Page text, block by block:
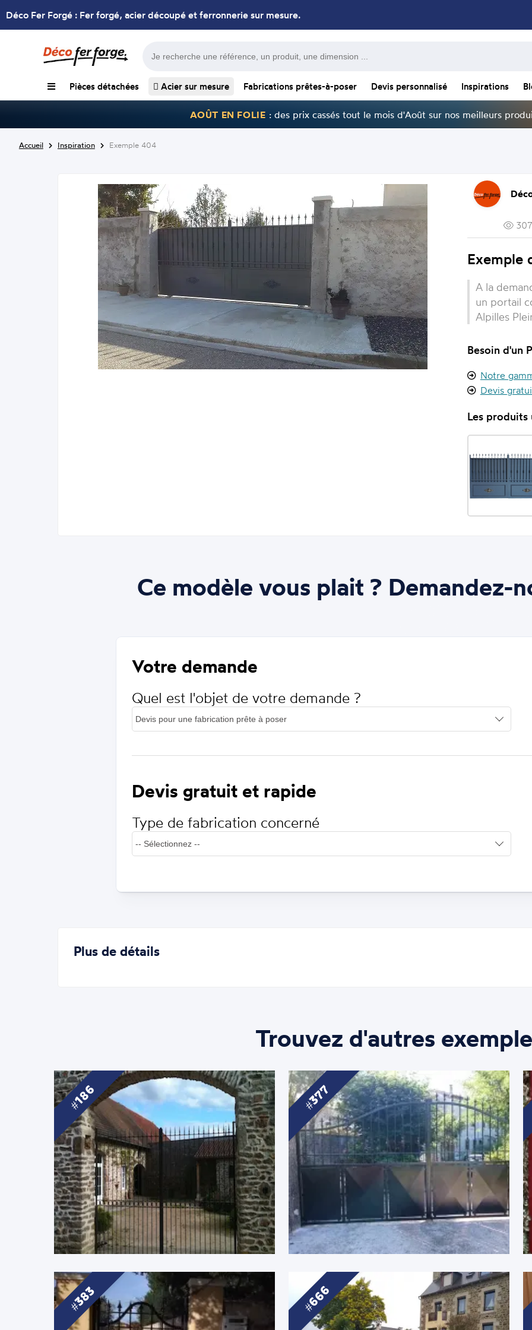
Déco Fer Forgé : Fer forgé, acier découpé et ferronnerie sur mesure.
Pièces détachées Acier sur mesure Fabrications prêtes-à-poser Devis personnalisé Inspirations
AOÛT EN FOLIE : des prix cassés tout le mois d'Août sur nos meilleurs
Accueil Inspiration Exemple 404
307
Exemple
A la
un portail
Alpilles
Besoin d'un
Notre
Devis
Les produits
Ce modèle vous plait ? Demandez-
Votre demande
Quel est l'objet de votre demande ?
Devis gratuit et rapide
Type de fabrication concerné
Plus de détails
Trouvez d'autres
186 377
383 666